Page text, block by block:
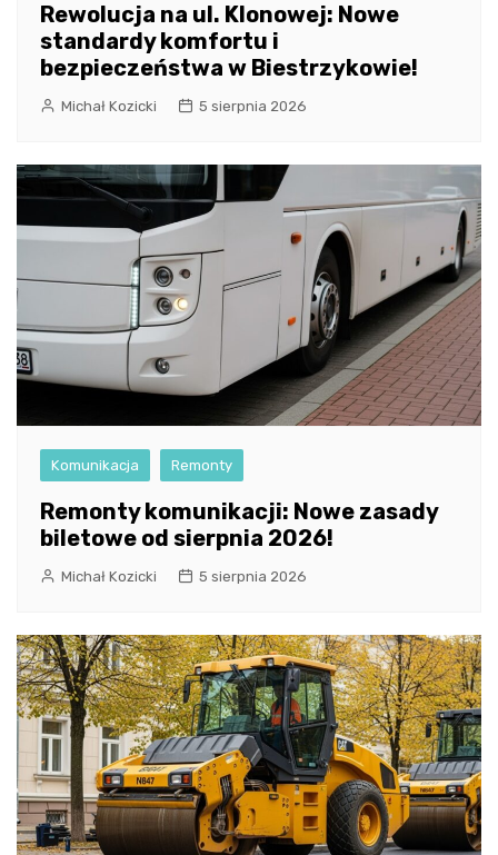
Rewolucja na ul. Klonowej: Nowe
standardy komfortu i
bezpieczeństwa w Biestrzykowie!
Michał Kozicki 5 sierpnia 2026
Komunikacja Remonty
Remonty komunikacji: Nowe zasady
biletowe od sierpnia 2026!
Michał Kozicki 5 sierpnia 2026